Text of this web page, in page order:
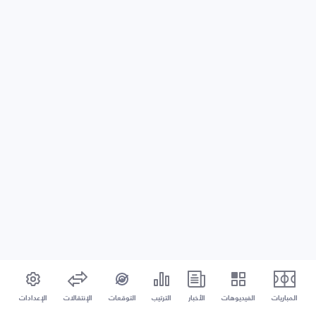
المباريات الفيديوهات الأخبار الترتيب التوقعات الإنتقالات الإعدادات